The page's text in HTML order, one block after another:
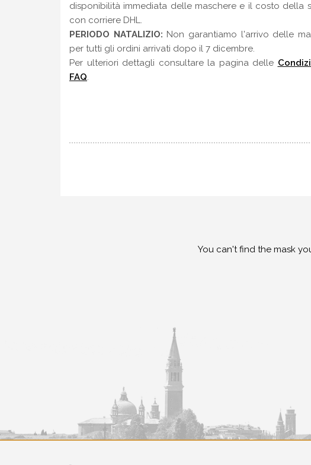
disponibilità immediata delle maschere e il costo della
con corriere DHL.
PERIODO NATALIZIO: Non garantiamo l'arrivo delle
per tutti gli ordini arrivati dopo il 7 dicembre.
Per ulteriori dettagli consultare la pagina delle
FAQ.
You can't find the mask